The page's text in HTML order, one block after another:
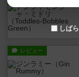
レビュー
しば